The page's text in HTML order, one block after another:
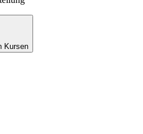
Kursen